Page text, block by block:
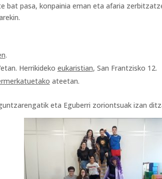
bat pasa, konpainia eman eta afaria
.
Herrikideko eukaristian, San Frantzisko 12.
ateetan.
eta Eguberri zoriontsuak izan